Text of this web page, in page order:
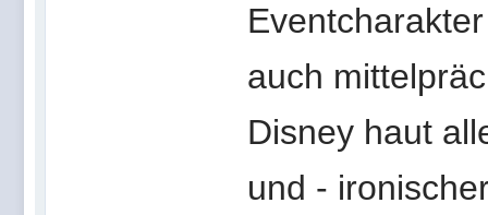
auch
Disney haut
und -